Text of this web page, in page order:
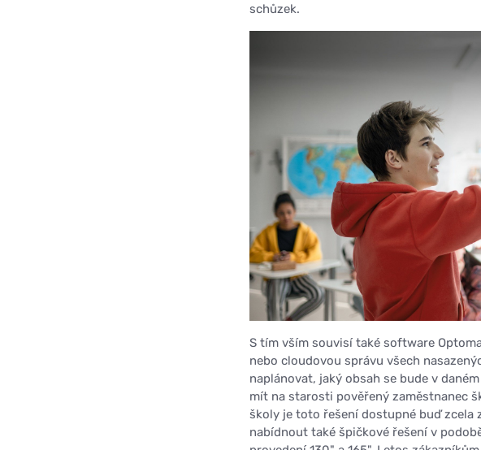
schůzek.
S tím vším souvisí také software
nebo cloudovou správu všech
naplánovat, jaký obsah se bude v
mít na starosti pověřený zaměstnanec
školy je toto řešení dostupné buď zcela
nabídnout také špičkové řešení v